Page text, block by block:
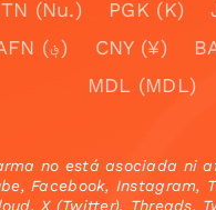
(Nu.)
PGK (K)
AFN (؋)
CNY (¥)
MDL (MDL)
no está asociada ni
Facebook, Instagram,
X (Twitter), Threads,